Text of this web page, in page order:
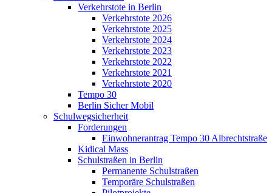
Verkehrstote in Berlin
Verkehrstote 2026
Verkehrstote 2025
Verkehrstote 2024
Verkehrstote 2023
Verkehrstote 2022
Verkehrstote 2021
Verkehrstote 2020
Tempo 30
Berlin Sicher Mobil
Schulwegsicherheit
Forderungen
Einwohnerantrag Tempo 30 Albrechtstraße
Kidical Mass
Schulstraßen in Berlin
Permanente Schulstraßen
Temporäre Schulstraßen